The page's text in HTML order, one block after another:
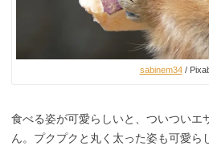
sabinem34/
食べる姿が可愛らしいと、ついついエ
ん。プクプクと丸く太った姿も可愛ら